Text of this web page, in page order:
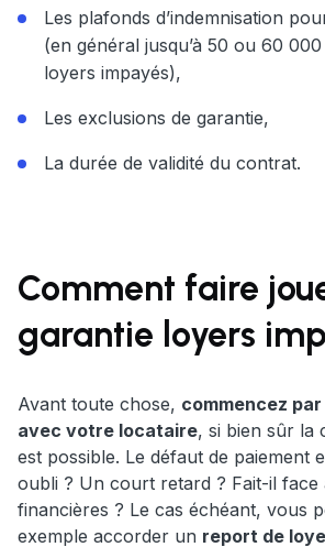
Les plafonds d’indemnisation
(en général jusqu’à 50 ou 60
loyers impayés),
Les exclusions de garantie,
La durée de validité du contrat.
Comment faire
garantie loyers
Avant toute chose, commencez
avec votre locataire, si bien sûr la
est possible. Le défaut de paiement
oubli ? Un court retard ? Fait-il face
financières ? Le cas échéant, vous
exemple accorder un report de